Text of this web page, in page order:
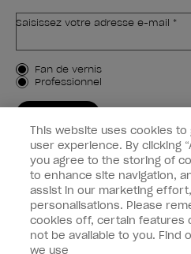
Saisissez votre adresse e-mail *
Type de client
Fan de vernis
Professionnel
Informations clients
Connectez-Vous
This website uses cookies
user experience. By clicking
you agree to the storing of
to enhance site navigation,
assist in our marketing
personalisations. Please
cookies off, certain features
not be available to you. Find
we use